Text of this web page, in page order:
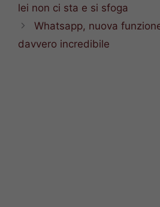
lei non ci sta e si sfoga
Whatsapp, nuova
davvero incredibile